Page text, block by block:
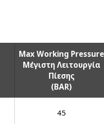
Max Working Pressure
Μέγιστη Λειτουργία
Πίεσης
(BAR)
45